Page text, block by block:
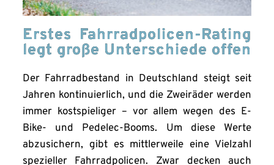
Erstes Fahrradpolicen-Rating
legt große Unterschiede offen
Der Fahrradbestand in Deutschland steigt seit
Jahren kontinuierlich, und die Zweiräder werden
immer kostspieliger – vor allem wegen des E-
Bike- und Pedelec-Booms. Um diese Werte
abzusichern, gibt es mittlerweile eine Vielzahl
spezieller Fahrradpolicen. Zwar decken auch